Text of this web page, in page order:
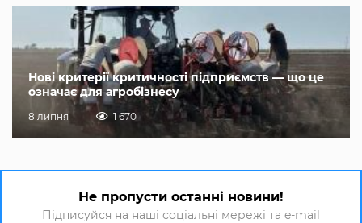
Нові критерії критичності підприємств — що це
означає для агробізнесу
8 липня 1 670
Не пропусти останні новини!
Підписуйся на наші соціальні мережі та e-mail